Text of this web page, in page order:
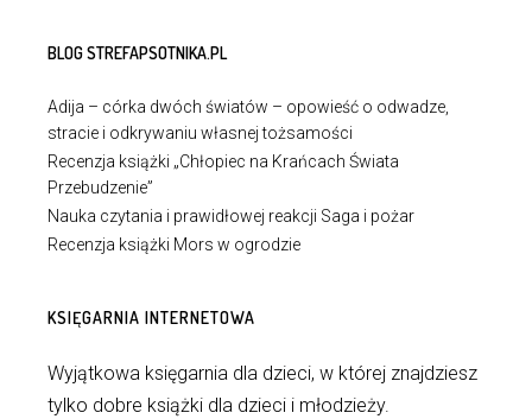
BLOG STREFAPSOTNIKA.PL
Adija – córka dwóch światów – opowieść o odwadze,
stracie i odkrywaniu własnej tożsamości
Recenzja książki „Chłopiec na Krańcach Świata
Przebudzenie”
Nauka czytania i prawidłowej reakcji Saga i pożar
Recenzja książki Mors w ogrodzie
KSIĘGARNIA INTERNETOWA
Wyjątkowa księgarnia dla dzieci, w której znajdziesz
tylko dobre książki dla dzieci i młodzieży.